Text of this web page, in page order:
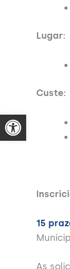
Lugar:
Custe:
15
As